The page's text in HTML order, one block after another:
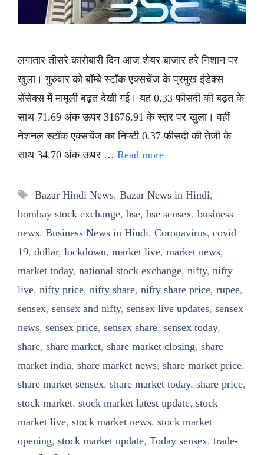
लगातार तीसरे कारोबारी दिन आज शेयर बाजार हरे निशान पर
खुला। गुरुवार को बॉम्बे स्टॉक एक्सचेंज के प्रमुख इंडेक्स
सेंसेक्स में मामूली बढ़त देखी गई। यह 0.33 फीसदी की बढ़त के
साथ 71.69 अंक ऊपर 31676.91 के स्तर पर खुला। वहीं
नेशनल स्टॉक एक्सचेंज का निफ्टी 0.37 फीसदी की तेजी के
साथ 34.70 अंक ऊपर … Read more
Tags
Bazar Hindi News, Bazar News in Hindi,
bombay stock exchange, bse, bse sensex, business
news, Business News in Hindi, Coronavirus, covid
19, dollar, lockdown, market live, market news,
market today, national stock exchange, nifty, nifty
live, nifty price, nifty share, nifty share price, rupee,
sensex, sensex and nifty, sensex live updates, sensex
news, sensex price, sensex share, sensex today,
share, share market, share market closing, share
market india, share market news, share market price,
share market sensex, share market today, share price,
stock market, stock market latest update, stock
market live, stock market news, stock market
opening, stock market update, Today sensex, trade-